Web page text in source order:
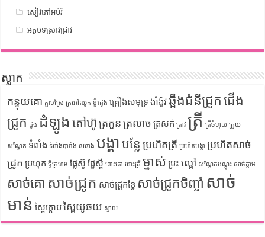
សៀវភៅអប់រំ
អត្ថបទស្រាវជ្រាវ
ស្លាក
កន្ទុយគោ ក្តាមស្រែ ក្រអៅឈូក ខ្ទិះដូង គ្រឿងសមុទ្រ ងាំង៉ូវ ឆ្អឹងជំនីជ្រូក ជើង
ជ្រូក ដូង ដំឡូង តៅហ៊ូ ត្រកួន ត្រលាច ត្រសក់ ត្រាវ ត្រី ត្រីចំហុយ ត្រួយ
សណ្តែក ទំពាំង ទំពាំងបារាំង ននោង បង្គា បន្លែ ប្រហិតត្រី ប្រហិតបង្គា ប្រហិតសាច់
ជ្រូក ប្រហុក ផ្ទីក្រហម ផ្លែស៊ូ ផ្លែស្ពឺ ពោះគោ ពោះត្រី ម្នាស់ ម្រះ ល្ពៅ សណ្តែកបណ្តុះ សាច់ក្តាម
សាច់គោ សាច់ជ្រូក សាច់ជ្រូកខ្វៃ សាច់ជ្រូកចិញ្ចាំ សាច់
មាន់ ស្ពៃក្តោប ស្ពៃយូឆយ ស្វាយ